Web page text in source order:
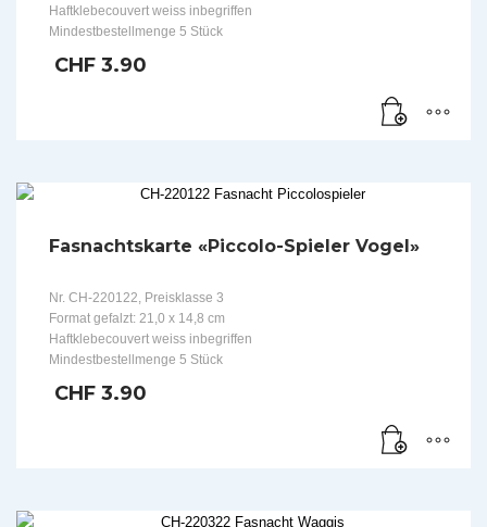
Haftklebecouvert weiss inbegriffen
Mindestbestellmenge 5 Stück
CHF 3.90
Fasnachtskarte «Piccolo-Spieler Vogel»
Nr. CH-220122, Preisklasse 3
Format gefalzt: 21,0 x 14,8 cm
Haftklebecouvert weiss inbegriffen
Mindestbestellmenge 5 Stück
CHF 3.90